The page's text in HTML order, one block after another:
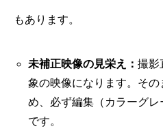
もあります。
未補正映像の見栄え： 撮影
象の映像になります。そ
め、必ず編集（カラーグ
です。